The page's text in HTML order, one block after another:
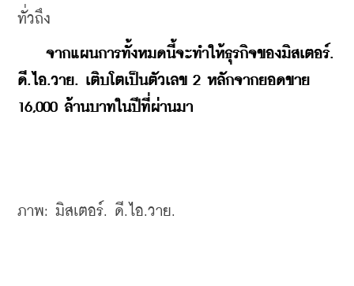
ทั่วถึง
จากแผนการทั้งหมดนี้จะทำให้ธุรกิจของมิสเตอร์.
ดี.ไอ.วาย. เติบโตเป็นตัวเลข 2 หลักจากยอดขาย
16,000 ล้านบาทในปีที่ผ่านมา
ภาพ: มิสเตอร์. ดี.ไอ.วาย.